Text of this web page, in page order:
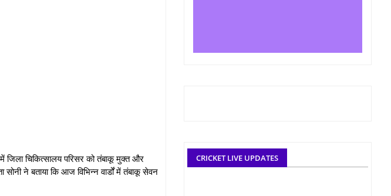
जिला चिकित्सालय परिसर को तंबाकू मुक्त और
ने बताया कि आज विभिन्न वार्डों में तंबाकू सेवन
CRICKET LIVE UPDATES